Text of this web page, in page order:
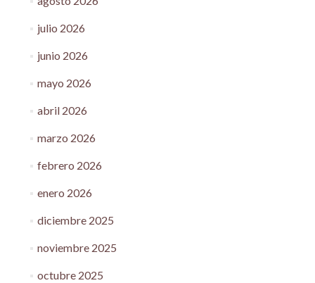
julio 2026
junio 2026
mayo 2026
abril 2026
marzo 2026
febrero 2026
enero 2026
diciembre 2025
noviembre 2025
octubre 2025